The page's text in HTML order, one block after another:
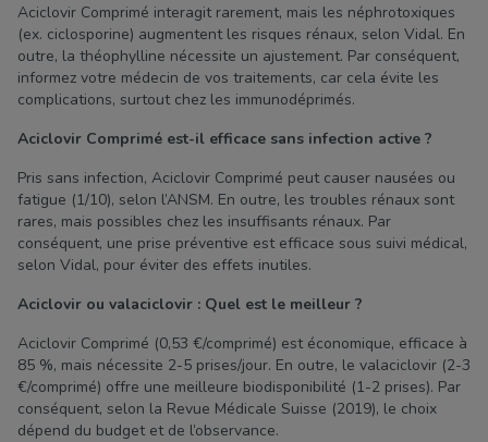
Aciclovir Comprimé interagit rarement, mais les néphrotoxiques
(ex. ciclosporine) augmentent les risques rénaux, selon Vidal. En
outre, la théophylline nécessite un ajustement. Par conséquent,
informez votre médecin de vos traitements, car cela évite les
complications, surtout chez les immunodéprimés.
Aciclovir Comprimé est-il efficace sans infection active ?
Pris sans infection, Aciclovir Comprimé peut causer nausées ou
fatigue (1/10), selon l’ANSM. En outre, les troubles rénaux sont
rares, mais possibles chez les insuffisants rénaux. Par
conséquent, une prise préventive est efficace sous suivi médical,
selon Vidal, pour éviter des effets inutiles.
Aciclovir ou valaciclovir : Quel est le meilleur ?
Aciclovir Comprimé (0,53 €/comprimé) est économique, efficace à
85 %, mais nécessite 2-5 prises/jour. En outre, le valaciclovir (2-3
€/comprimé) offre une meilleure biodisponibilité (1-2 prises). Par
conséquent, selon la Revue Médicale Suisse (2019), le choix
dépend du budget et de l’observance.